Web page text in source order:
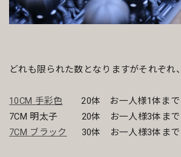
どれも限られた数となりますがそれぞれ、
10CM 手彩色 20体 お一人様1体まで
7CM 明太子 20体 お一人様3体まで
7CM ブラック
30体 お一人様3体まで